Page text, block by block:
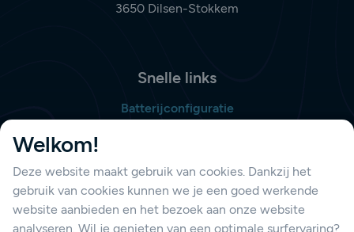
3650 Dilsen-Stokkem
Snelle links
Batterijconfiguratie
Support
Contacteer ons
Welkom!
Deze website maakt gebruik van cookies. Dankzij het
gebruik van cookies kunnen we je een goed werkende
website aanbieden en het bezoek aan onze website
analyseren. Wil je genieten van een optimale surfervaring?